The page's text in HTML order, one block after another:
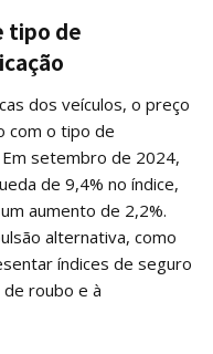
tipo de
dos veículos, o preço
com o tipo de
setembro de 2024,
de 9,4% no índice,
aumento de 2,2%.
alternativa, como
índices de seguro
roubo e à